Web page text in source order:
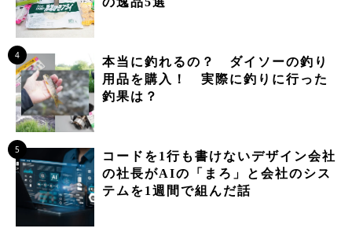
4
本当に釣れるの？ ダイソーの釣り
用品を購入！ 実際に釣りに行った
釣果は？
5
コードを1行も書けないデザイン会社
の社長がAIの「まろ」と会社のシス
テムを1週間で組んだ話